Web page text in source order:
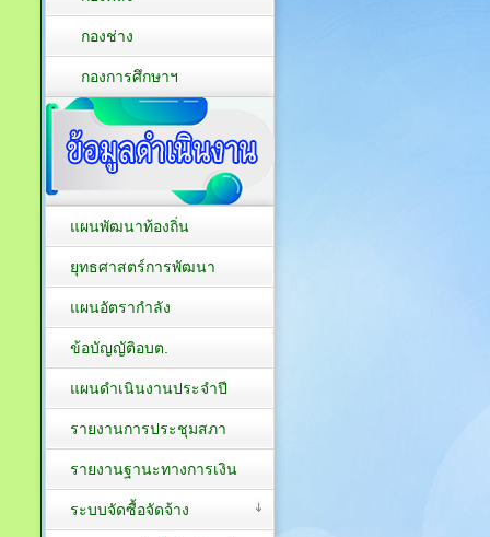
กองช่าง
กองการศึกษาฯ
แผนพัฒนาท้องถิ่น
ยุทธศาสตร์การพัฒนา
แผนอัตรากำลัง
ข้อบัญญัติอบต.
แผนดำเนินงานประจำปี
รายงานการประชุมสภา
รายงานฐานะทางการเงิน
ระบบจัดซื้อจัดจ้าง